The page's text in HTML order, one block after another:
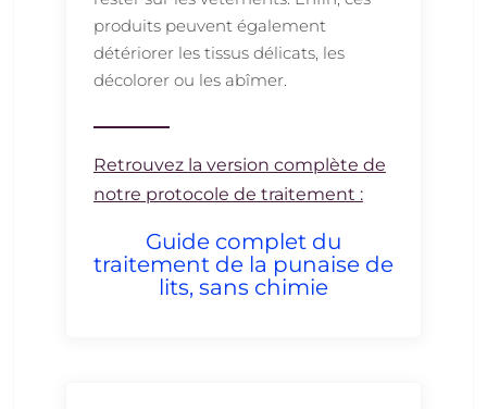
produits peuvent également
détériorer les tissus délicats, les
décolorer ou les abîmer.
Retrouvez la version complète de
notre protocole de traitement :
Guide complet du
traitement de la punaise de
lits, sans chimie